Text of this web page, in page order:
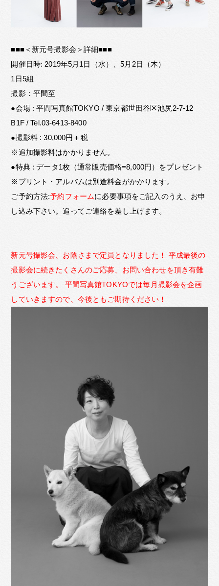
■■■＜新元号撮影会＞詳細■■■
開催日時: 2019年5月1日（水）、5月2日（木）
1日5組
撮影：平間至
●会場 : 平間写真館TOKYO / 東京都世田谷区池尻2-7-12
B1F / Tel.03-6413-8400
●撮影料 : 30,000円＋税
※追加撮影料はかかりません。
●特典 : データ1枚（通常販売価格=8,000円）をプレゼント
※プリント・アルバムは別途料金がかかります。
ご予約方法:予約フォームに必要事項をご記入のうえ、お申
し込み下さい。追ってご連絡を差し上げます。
新元号撮影会、お陰さまで定員となりました！ 平成最後の
撮影会に続きたくさんのご応募、お問い合わせを頂き有難
うございます。 平間写真館TOKYOでは毎月撮影会を企画
していきますので、今後ともご期待ください！